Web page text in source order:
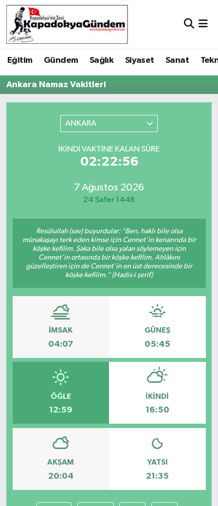
Eğitim Gündem Sağlık Siyaset Sanat
Ankara Namaz Vakitleri
ANKARA
İKINDI VAKTINE KALAN SÜRE
02:22:56
7 Ağustos 2026
24 Safer 1448
Resûlullah (sav) buyurdular: "Ben, haklı bile olsa
münakaşayı terk eden kimse için Cennet'in kenarında bir
köşke kefilim. Şaka bile olsa yalan söylemeyen için
Cennet'in ortasında bir köşke kefilim. Ahlâkını
güzelleştiren için de Cennet'in en üst derecesinde bir
köşke kefilim." (Hadis-i şerif)
İMSAK
04:07
GÜNEŞ
05:45
ÖĞLE
12:59
İKINDI
16:50
AKŞAM
20:04
YATSI
21:35
Hava Durumu
Trafik Durumu
Süper Lig Puan Durumu ve Fikstür